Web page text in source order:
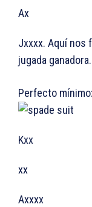
Ax
Jxxxx. Aquí nos
jugada ganadora.
Perfecto mínimo:
Kxx
xx
Axxxx